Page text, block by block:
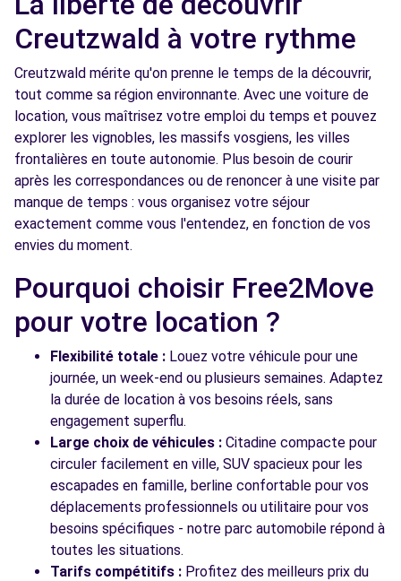
Creutzwald à votre rythme
Creutzwald mérite qu'on prenne le temps de la découvrir,
tout comme sa région environnante. Avec une voiture de
location, vous maîtrisez votre emploi du temps et pouvez
explorer les vignobles, les massifs vosgiens, les villes
frontalières en toute autonomie. Plus besoin de courir
après les correspondances ou de renoncer à une visite par
manque de temps : vous organisez votre séjour
exactement comme vous l'entendez, en fonction de vos
envies du moment.
Pourquoi choisir Free2Move
pour votre location ?
Flexibilité totale : Louez votre véhicule pour une
journée, un week-end ou plusieurs semaines. Adaptez
la durée de location à vos besoins réels, sans
engagement superflu.
Large choix de véhicules : Citadine compacte pour
circuler facilement en ville, SUV spacieux pour les
escapades en famille, berline confortable pour vos
déplacements professionnels ou utilitaire pour vos
besoins spécifiques - notre parc automobile répond à
toutes les situations.
Tarifs compétitifs : Profitez des meilleurs prix du